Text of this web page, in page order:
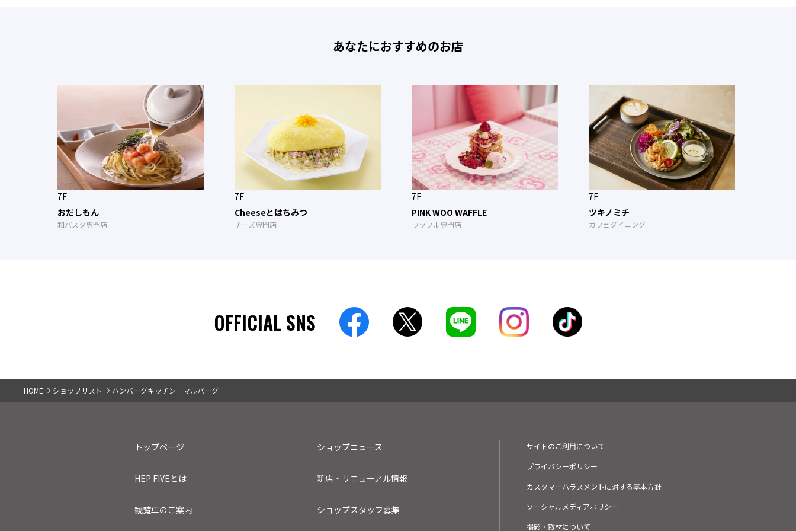
あなたにおすすめのお店
7F
おだしもん
和パスタ専門店
7F
Cheeseとはちみつ
チーズ専門店
7F
PINK WOO WAFFLE
ワッフル専門店
7F
ツキノミチ
カフェダイニング
OFFICIAL SNS
HOME ショップリスト ハンバーグキッチン マルバーグ
トップページ ショップニュース
HEP FIVEとは 新店・リニューアル情報
観覧車のご案内 ショップスタッフ募集
サイトのご利用について
プライバシーポリシー
カスタマーハラスメントに対する基本方針
ソーシャルメディアポリシー
撮影・取材について